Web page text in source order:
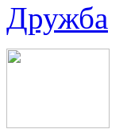
Дружба